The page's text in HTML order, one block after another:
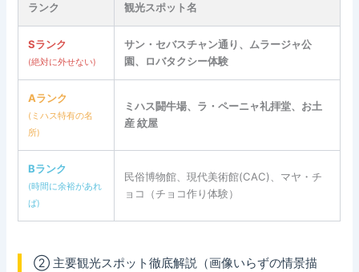
ランク 観光スポット名
Sランク
(絶対に外せない)
サン・セバスチャン通り、ムラージャ公
園、ロバタクシー体験
Aランク
(ミハス特有の名
所)
ミハス闘牛場、ラ・ペーニャ礼拝堂、お土
産 紋屋
Bランク
(時間に余裕があれ
ば)
民俗博物館、現代美術館(CAC)、マヤ・チ
ョコ（チョコ作り体験）
② 主要観光スポット徹底解説（画像いらずの情景描